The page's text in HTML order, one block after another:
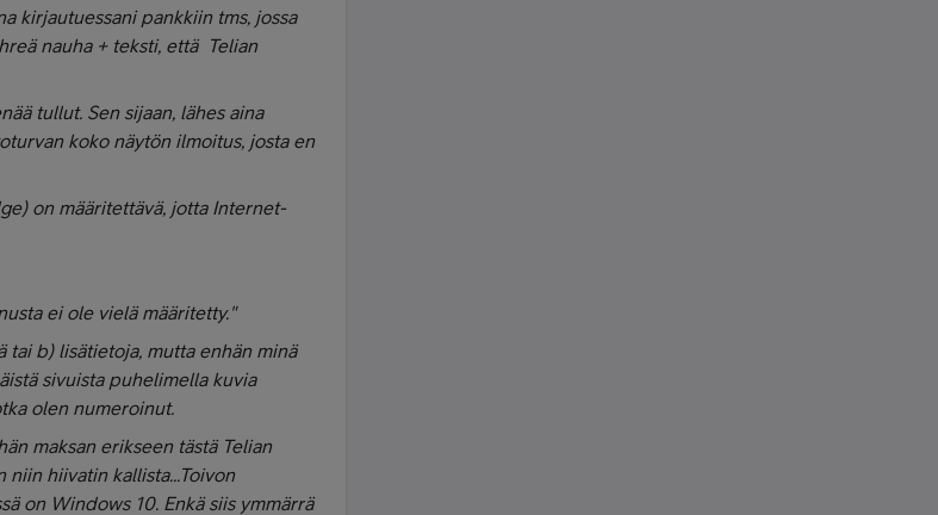
kirjautuessani pankkiin tms, jossa
nauha + teksti, että Telian
tullut. Sen sijaan, lähes aina
koko näytön ilmoitus, josta en
on määritettävä, jotta Internet-
ei ole vielä määritetty."
tai b) lisätietoja, mutta enhän minä
sivuista puhelimella kuvia
olen numeroinut.
maksan erikseen tästä Telian
niin hiivatin kallista...Toivon
on Windows 10. Enkä siis ymmärrä